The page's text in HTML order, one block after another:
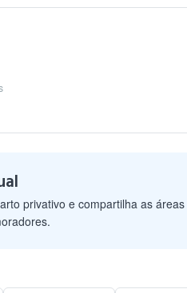
privativo e compartilha as áreas